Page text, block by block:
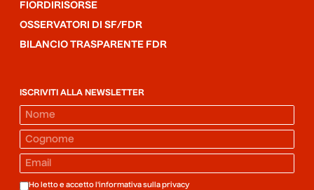
FIORDIRISORSE
OSSERVATORI DI SF/FDR
BILANCIO TRASPARENTE FDR
ISCRIVITI ALLA NEWSLETTER
Ho letto e accetto l'informativa sulla privacy